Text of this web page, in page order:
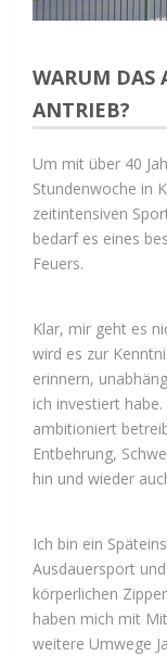
WARUM DAS
ANTRIEB?
Um mit über 40
Stundenwoche in
zeitintensiven
bedarf es eines
Feuers.
Klar, mir geht es
wird es zur
erinnern,
ich investiert
ambitioniert
Entbehrung,
hin und wieder
Ich bin ein
Ausdauersport
körperlichen
haben mich mit
weitere Umwege